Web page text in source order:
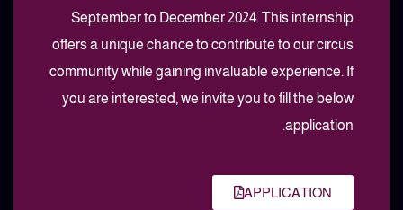
September to December 2024. This internship
offers a unique chance to contribute to our circus
community while gaining invaluable experience. If
you are interested, we invite you to fill the below
application.
APPLICATION